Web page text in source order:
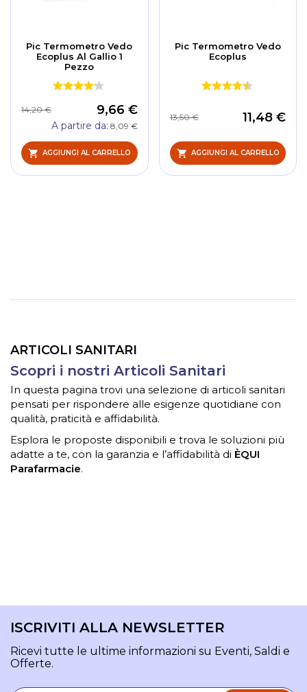
Pic Termometro Vedo
Ecoplus Al Gallio 1
Pezzo
9,66 €
14,20 €
A partire da 8,09 €
AGGIUNGI AL CARRELLO
Pic Termometro Vedo
Ecoplus
11,48 €
13,50 €
AGGIUNGI AL CARRELLO
ARTICOLI SANITARI
Scopri i nostri Articoli Sanitari
In questa pagina trovi una selezione di articoli sanitari
pensati per rispondere alle esigenze quotidiane con
qualità, praticità e affidabilità.
Esplora le proposte disponibili e trova le soluzioni più
adatte a te, con la garanzia e l’affidabilità di ÈQUI
Parafarmacie.
ISCRIVITI ALLA NEWSLETTER
Ricevi tutte le ultime informazioni su Eventi, Saldi e
Offerte.